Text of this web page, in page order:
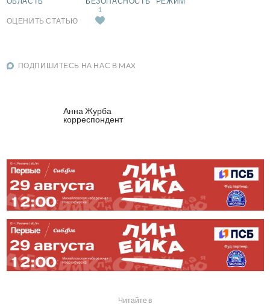
ОЦЕНИТЬ СТАТЬЮ
1
ПОДПИШИТЕСЬ НА НАС В MAX
Анна Журба
корреспондент
Читайте в